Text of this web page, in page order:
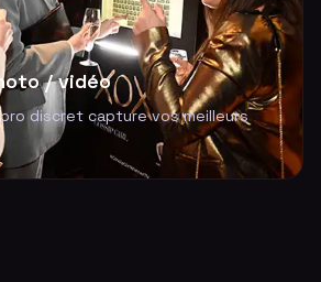
/ vidéo
discret capture vos meilleurs